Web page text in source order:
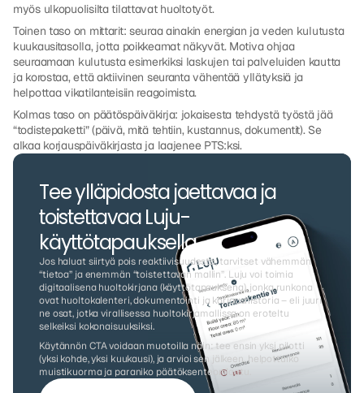
myös ulkopuolisilta tilattavat huoltotyöt.
Toinen taso on mittarit: seuraa ainakin energian ja veden kulutusta
kuukausitasolla, jotta poikkeamat näkyvät. Motiva ohjaa
seuraamaan kulutusta esimerkiksi laskujen tai palveluiden kautta
ja korostaa, että aktiivinen seuranta vähentää yllätyksiä ja
helpottaa vikatilanteisiin reagoimista.
Kolmas taso on päätöspäiväkirja: jokaisesta tehdystä työstä jää
“todistepaketti” (päivä, mitä tehtiin, kustannus, dokumentit). Se
alkaa korjauspäiväkirjasta ja laajenee PTS:ksi.
Tee ylläpidosta jaettavaa ja
toistettavaa Luju-
käyttötapauksella
Jos haluat siirtyä pois reaktiivisuudesta, tarvitset vähemmän
“tietoa” ja enemmän “toistettavan mallin”. Luju voi toimia
digitaalisena huoltokirjana (käyttötapauksena), jonka runkona
ovat huoltokalenteri, dokumentointi ja korjaushistoria – eli juuri
ne osat, jotka virallisessa huoltokirjamallissa on eroteltu
selkeiksi kokonaisuuksiksi.
Käytännön CTA voidaan muotoilla näin: tee ensin yksi pilotti
(yksi kohde, yksi kuukausi), ja arvioi sen jälkeen, helpottuiko
muistikuorma ja paraniko päätöksenteon laatu.